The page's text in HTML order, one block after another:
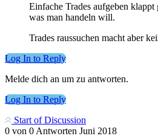
Einfache Trades aufgeben
was man handeln will.
Trades raussuchen macht aber
Log In to Reply
Melde dich an um zu antworten.
Log In to Reply
Start of Discussion
0 von 0 Antworten Juni 2018